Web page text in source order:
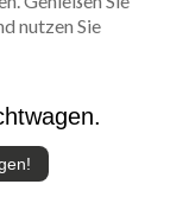
nutzen Sie